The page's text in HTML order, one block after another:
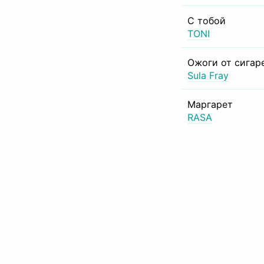
С тобой
TONI
Ожоги от
Sula Fray
Маргарет
RASA